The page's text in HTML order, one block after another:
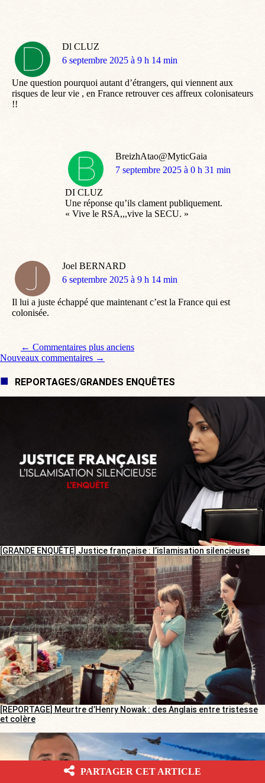
Dl CLUZ
dit
6 septembre 2025 à 9 h 14 min
Une question pourquoi autant d’étrangers, qui viennent aux
risques de leur vie , en France retrouver ces affreux colonisateurs
!!
BreizhAtao@MyticGaia
dit
7 septembre 2025 à 0 h 31 min
DI CLUZ
Une réponse qu’ils clament publiquement.
« Vive le RSA,,,vive la SECU. »
Joel BERNARD
dit
6 septembre 2025 à 9 h 14 min
Il lui a juste échappé que maintenant c’est la France qui est
colonisée.
Navigation de commentaire
← Commentaires plus anciens
Nouveaux commentaires →
REPORTAGES/GRANDES ENQUÊTES
[GRANDE ENQUÊTE] Justice française : l’islamisation silencieuse
[REPORTAGE] Meurtre d’Henry Nowak : des Anglais entre tristesse
et colère
PARTAGER CET ARTICLE